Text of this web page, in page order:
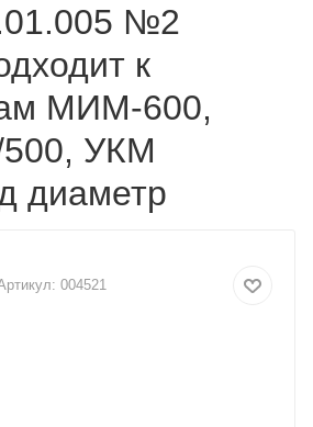
№2
к
МИМ-600,
УКМ
диаметр
004521